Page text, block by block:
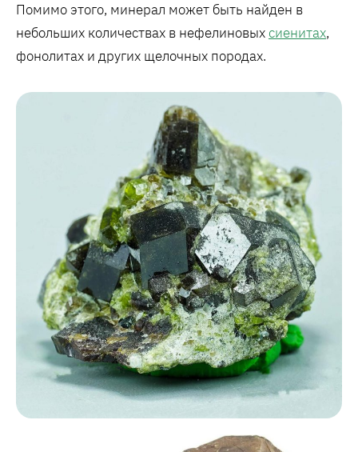
Помимо этого, минерал может быть найден в
небольших количествах в нефелиновых сиенитах,
фонолитах и других щелочных породах.